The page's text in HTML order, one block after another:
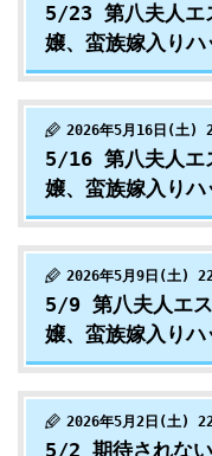
5/23 第八夫人エ
嬢、蛮族嫁入りハ
2026年5月16日(土)
5/16 第八夫人エ
嬢、蛮族嫁入りハ
2026年5月9日(土)
5/9 第八夫人エ
嬢、蛮族嫁入りハ
2026年5月2日(土)
5/2 期待されな